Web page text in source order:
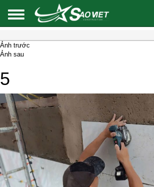
Ảnh trước
Ảnh sau
5